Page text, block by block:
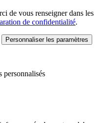
de vous renseigner dans les
de confidentialité.
Personnaliser les paramètres
personnalisés